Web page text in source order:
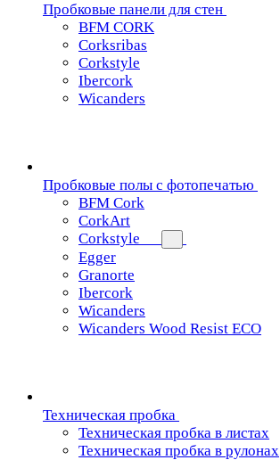
Пробковые панели для стен
BFM CORK
Corksribas
Corkstyle
Ibercork
Wicanders
Пробковые полы с фотопечатью
BFM Cork
CorkArt
Corkstyle
Egger
Granorte
Ibercork
Wicanders
Wicanders Wood Resist ECO
Техническая пробка
Техническая пробка в листах
Техническая пробка в рулонах